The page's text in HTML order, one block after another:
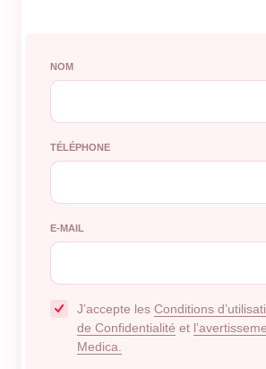
NOM
TÉLÉPHONE
E-MAIL
J’accepte les Conditions
de Confidentialité et
Medica.